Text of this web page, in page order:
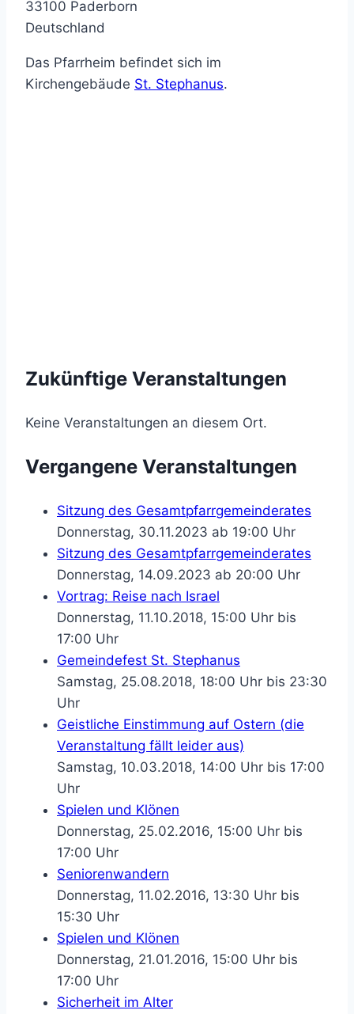
33100 Paderborn
Deutschland
Das Pfarrheim befindet sich im
Kirchengebäude St. Stephanus.
Zukünftige Veranstaltungen
Keine Veranstaltungen an diesem Ort.
Vergangene Veranstaltungen
Sitzung des Gesamtpfarrgemeinderates
Donnerstag, 30.11.2023 ab 19:00 Uhr
Sitzung des Gesamtpfarrgemeinderates
Donnerstag, 14.09.2023 ab 20:00 Uhr
Vortrag: Reise nach Israel
Donnerstag, 11.10.2018, 15:00 Uhr bis
17:00 Uhr
Gemeindefest St. Stephanus
Samstag, 25.08.2018, 18:00 Uhr bis 23:30
Uhr
Geistliche Einstimmung auf Ostern (die
Veranstaltung fällt leider aus)
Samstag, 10.03.2018, 14:00 Uhr bis 17:00
Uhr
Spielen und Klönen
Donnerstag, 25.02.2016, 15:00 Uhr bis
17:00 Uhr
Seniorenwandern
Donnerstag, 11.02.2016, 13:30 Uhr bis
15:30 Uhr
Spielen und Klönen
Donnerstag, 21.01.2016, 15:00 Uhr bis
17:00 Uhr
Sicherheit im Alter